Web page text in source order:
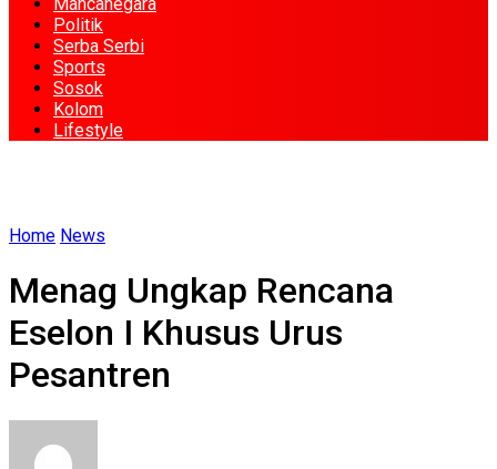
Politik
Serba Serbi
Sports
Sosok
Kolom
Lifestyle
Home News
Menag Ungkap Rencana
Eselon I Khusus Urus
Pesantren